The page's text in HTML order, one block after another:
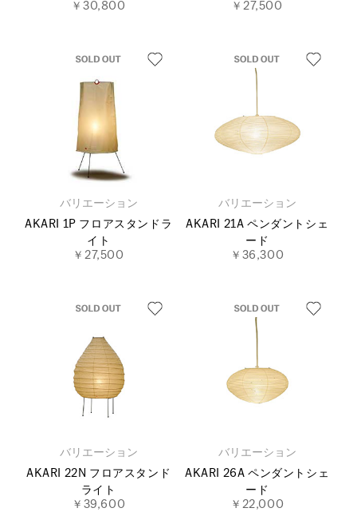
￥30,800
￥27,500
バリエーション
AKARI 1P フロアスタンドラ
イト
￥27,500
バリエーション
AKARI 21A ペンダントシェ
ード
￥36,300
バリエーション
AKARI 22N フロアスタンド
ライト
￥39,600
バリエーション
AKARI 26A ペンダントシェ
ード
￥22,000